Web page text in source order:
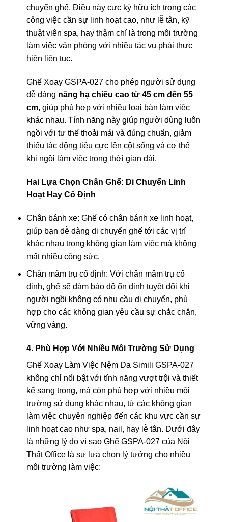
chuyển ghế. Điều này cực kỳ hữu ích trong các
công việc cần sự linh hoạt cao, như lễ tân, kỹ
thuật viên spa, hay thậm chí là trong môi trường
làm việc văn phòng với nhiều tác vụ phải thực
hiện liên tục.
Ghế Xoay GSPA-027 cho phép người sử dụng
dễ dàng nâng hạ chiều cao từ 45 cm đến 55
cm, giúp phù hợp với nhiều loại bàn làm việc
khác nhau. Tính năng này giúp người dùng luôn
ngồi với tư thế thoải mái và đúng chuẩn, giảm
thiểu tác động tiêu cực lên cột sống và cơ thể
khi ngồi làm việc trong thời gian dài.
Hai Lựa Chọn Chân Ghế: Di Chuyển Linh
Hoạt Hay Cố Định
Chân bánh xe: Ghế có chân bánh xe linh hoạt,
giúp bạn dễ dàng di chuyển ghế tới các vị trí
khác nhau trong không gian làm việc mà không
mất nhiều công sức.
Chân mâm trụ cố định: Với chân mâm trụ cố
định, ghế sẽ đảm bảo độ ổn định tuyệt đối khi
người ngồi không có nhu cầu di chuyển, phù
hợp cho các không gian yêu cầu sự chắc chắn,
vững vàng.
4. Phù Hợp Với Nhiều Môi Trường Sử Dụng
Ghế Xoay Làm Việc Nệm Da Simili GSPA-027
không chỉ nổi bật với tính năng vượt trội và thiết
kế sang trọng, mà còn phù hợp với nhiều môi
trường sử dụng khác nhau, từ các không gian
làm việc chuyên nghiệp đến các khu vực cần sự
linh hoạt cao như spa, nail, hay lễ tân. Dưới đây
là những lý do vì sao Ghế GSPA-027 của Nội
Thất Officelà sự lựa chọn lý tưởng cho nhiều
môi trường làm việc: